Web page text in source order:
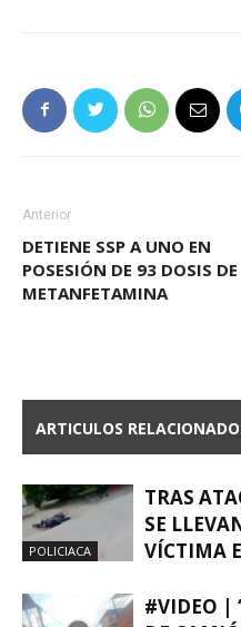
Anterior
DETIENE SSP A UNO EN
POSESIÓN DE 93 DOSIS DE
METANFETAMINA
ARTICULOS
POLICIACA
TRAS
SE
VÍCTIMA
#VIDEO |